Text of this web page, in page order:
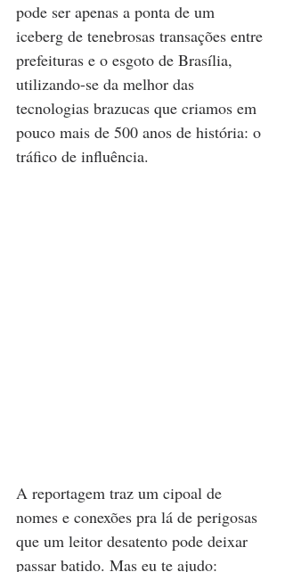
pode ser apenas a ponta de um
iceberg de tenebrosas transações entre
prefeituras e o esgoto de Brasília,
utilizando-se da melhor das
tecnologias brazucas que criamos em
pouco mais de 500 anos de história: o
tráfico de influência.
A reportagem traz um cipoal de
nomes e conexões pra lá de perigosas
que um leitor desatento pode deixar
passar batido. Mas eu te ajudo: